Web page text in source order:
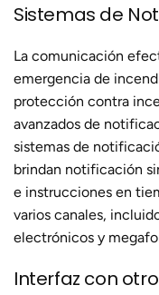
Sistemas de
La comunicación
emergencia de
protección contra
avanzados de
sistemas de
brindan notificación
e instrucciones en
varios canales,
electrónicos y
Interfaz con